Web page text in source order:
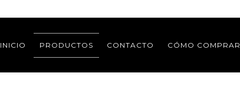
INICIO PRODUCTOS CONTACTO CÓMO COMPRAR